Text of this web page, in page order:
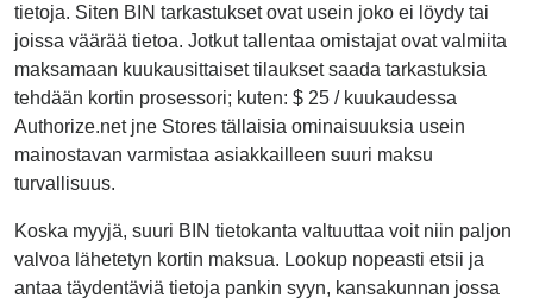
tietoja. Siten BIN tarkastukset ovat usein joko ei löydy tai
joissa väärää tietoa. Jotkut tallentaa omistajat ovat valmiita
maksamaan kuukausittaiset tilaukset saada tarkastuksia
tehdään kortin prosessori; kuten: $ 25 / kuukaudessa
Authorize.net jne Stores tällaisia ominaisuuksia usein
mainostavan varmistaa asiakkailleen suuri maksu
turvallisuus.
Koska myyjä, suuri BIN tietokanta valtuuttaa voit niin paljon
valvoa lähetetyn kortin maksua. Lookup nopeasti etsii ja
antaa täydentäviä tietoja pankin syyn, kansakunnan jossa